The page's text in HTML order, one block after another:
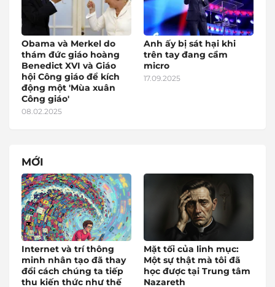
Obama và Merkel do
thám đức giáo hoàng
Benedict XVI và Giáo
hội Công giáo để kích
động một 'Mùa xuân
Công giáo'
08.02.2025
Anh ấy bị sát hại khi
trên tay đang cầm
micro
17.09.2025
MỚI
Internet và trí thông
minh nhân tạo đã thay
đổi cách chúng ta tiếp
thu kiến thức như thế
Mặt tối của linh mục:
Một sự thật mà tôi đã
học được tại Trung tâm
Nazareth